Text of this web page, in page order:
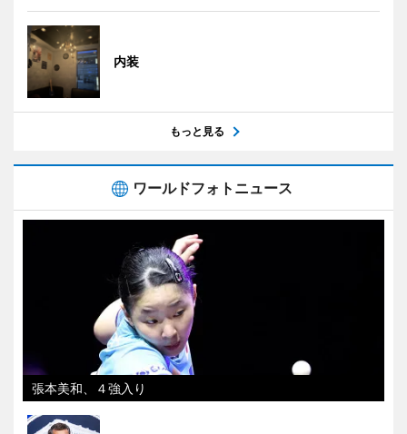
内装
もっと見る
ワールドフォトニュース
張本美和、４強入り